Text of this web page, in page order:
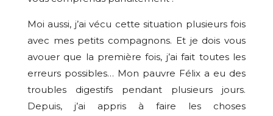
Moi aussi, j’ai vécu cette situation plusieurs fois
avec mes petits compagnons. Et je dois vous
avouer que la première fois, j’ai fait toutes les
erreurs possibles… Mon pauvre Félix a eu des
troubles digestifs pendant plusieurs jours.
Depuis, j’ai appris à faire les choses